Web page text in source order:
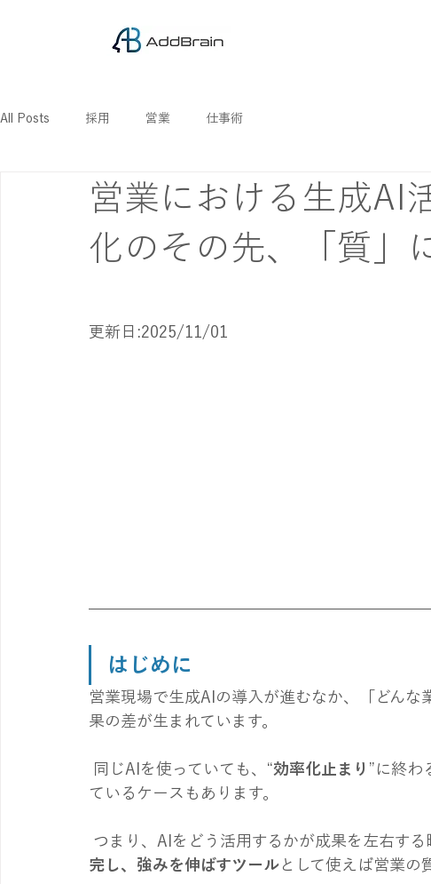
All Posts 採用 営業 仕事術
営業における生成AI
化のその先、「質」
更新日:2025/11/01
はじめに
営業現場で生成AIの導入が進むなか、「どん
果の差が生まれています。
同じAIを使っていても、“効率化止まり ”に終わ
ているケースもあります。
つまり、AIをどう活用するかが成果を左右する
完し、強みを伸ばすツール として使えば営業の